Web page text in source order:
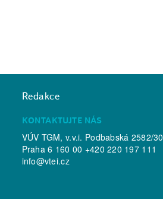
Redakce
KONTAKTUJTE NÁS
VÚV TGM, v.v.i. Podbabská 2582/30
Praha 6 160 00 +420 220 197 111
info@vtei.cz